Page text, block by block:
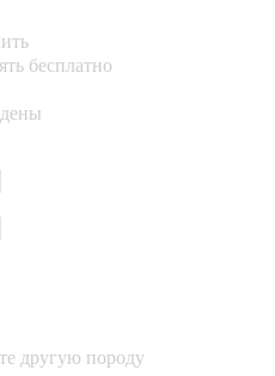
бесплатно
другую породу